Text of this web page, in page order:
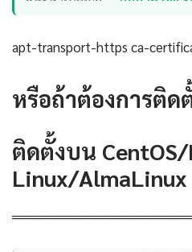
apt-transport-https ca-
หรือถ้าต้องการติด
ติดตั้งบน CentOS/
Linux/AlmaLinux